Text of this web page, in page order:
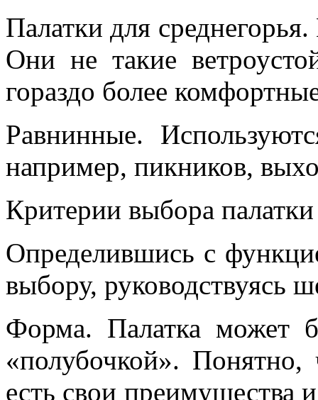
Палатки для
Они не такие
гораздо более
Равнинные.
например, пикников,
Критерии выбора палатки
Определившись с
выбору, руководствуясь
Форма. Палатка может
«полубочкой».
есть свои преимущества